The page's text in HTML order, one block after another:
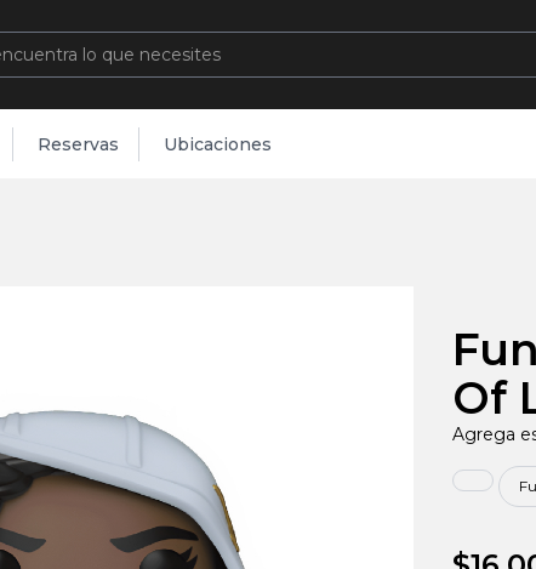
Reservas Ubicaciones
Of
Agrega